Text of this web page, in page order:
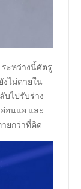
ะหว่างนี้ศัตรู
งไม่ตายใน
บไปรับร่าง
อนแอ และ
ยกว่าที่คิด